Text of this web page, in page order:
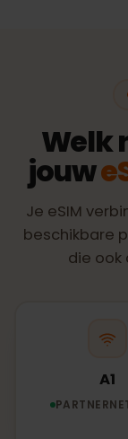
Welk
jouw
Je eSIM
beschikbare
die ook
A1